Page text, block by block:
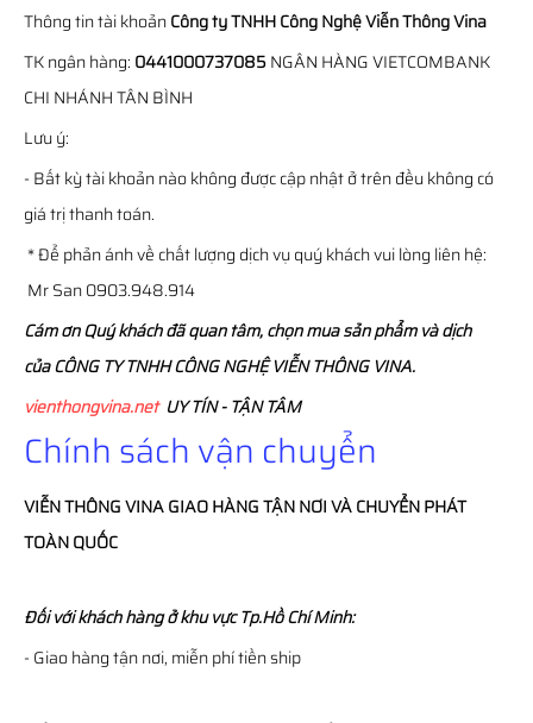
Thông tin tài khoảnCông ty TNHH Công Nghệ Viễn Thông Vina
TK ngân hàng: 0441000737085NGÂN HÀNG VIETCOMBANK
CHI NHÁNH TÂN BÌNH
Lưu ý:
- Bất kỳ tài khoản nào không được cập nhật ở trên đều không có
giá trị thanh toán.
* Để phản ánh về chất lượng dịch vụ quý khách vui lòng liên hệ:
Mr San 0903.948.914
Cám ơn Quý khách đã quan tâm, chọn mua sản phẩm và dịch
của CÔNG TY TNHH CÔNG NGHỆ VIỄN THÔNG VINA.
vienthongvina.netUY TÍN - TẬN TÂM
Chính sách vận chuyển
VIỄN THÔNGVINAGIAO HÀNG TẬN NƠI VÀ CHUYỂN PHÁT
TOÀN QUỐC
Đối với khách hàng ở khu vực Tp.Hồ Chí Minh:
- Giao hàng tận nơi, miễn phí tiền ship